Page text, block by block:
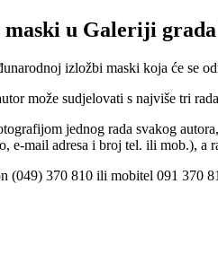
maski u Galeriji
izložbi maski koja će se
može sudjelovati s najviše tri
jednog rada svakog
e-mail adresa i broj tel. ili mob.),
(049) 370 810 ili mobitel 091 370